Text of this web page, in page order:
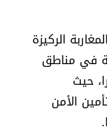
الركيزة
في مناطق
حيث
الأمن